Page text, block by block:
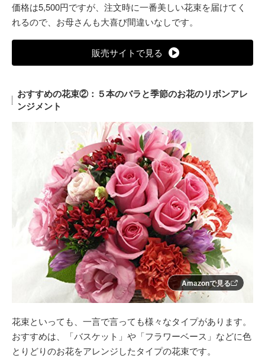
価格は5,500円ですが、注文時に一番美しい花束を届けてく
れるので、お母さんも大喜び間違いなしです。
販売サイトで見る
おすすめの花束②：５本のバラと季節のお花のリボンアレ
ンジメント
Amazonで見る
花束といっても、一言で言っても様々なタイプがあります。
おすすめは、「バスケット」や「フラワーベース」などに色
とりどりのお花をアレンジしたタイプの花束です。